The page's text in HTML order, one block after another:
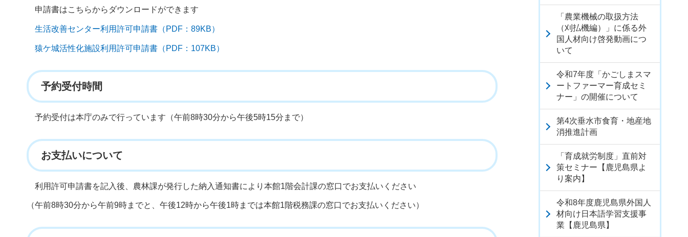
申請書はこちらからダウンロードができます
生活改善センター利用許可申請書（PDF：89KB）
猿ケ城活性化施設利用許可申請書（PDF：107KB）
予約受付時間
予約受付は本庁のみで行っています（午前8時30分から午後5時15分まで）
お支払いについて
利用許可申請書を記入後、農林課が発行した納入通知書により本館1階会計課の窓口でお支払いください
（午前8時30分から午前9時までと、午後12時から午後1時までは本館1階税務課の窓口でお支払いください）
「農業機械の取扱方法
（刈払機編）」に係る外
国人材向け啓発動画につ
いて
令和7年度「かごしまスマ
ートファーマー育成セミ
ナー」の開催について
第4次垂水市食育・地産地
消推進計画
「育成就労制度」直前対
策セミナー【鹿児島県よ
り案内】
令和8年度鹿児島県外国人
材向け日本語学習支援事
業【鹿児島県】